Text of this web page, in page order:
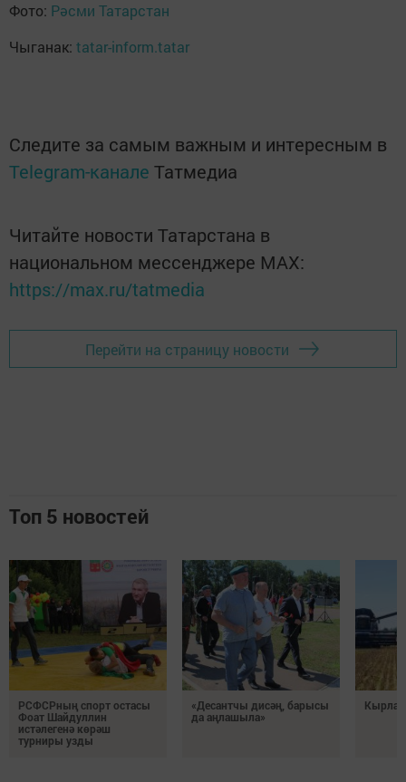
Фото: Рәсми Татарстан
Чыганак: tatar-inform.tatar
Следите за самым важным и интересным в
Telegram-канале Татмедиа
Читайте новости Татарстана в
национальном мессенджере MАХ:
https://max.ru/tatmedia
Перейти на страницу новости
Топ 5 новостей
РСФСРның спорт остасы
Фоат Шайдуллин
истәлегенә көрәш
турниры узды
«Десантчы дисәң, барысы
да аңлашыла»